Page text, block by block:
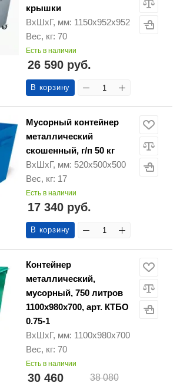
крышки
ВхШхГ, мм: 1150х952х952
Вес, кг: 70
Есть в наличии
26 590 руб.
В корзину
Мусорный контейнер
металлический
скошенный, г/п 50 кг
ВхШхГ, мм: 520х500х500
Вес, кг: 17
Есть в наличии
17 340 руб.
В корзину
Контейнер
металлический,
мусорный, 750 литров
1100х980х700, арт. КТБО
0.75-1
ВхШхГ, мм: 1100х980х700
Вес, кг: 70
Есть в наличии
30 460
38 080